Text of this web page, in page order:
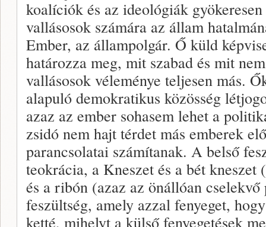
koalíciók és az ideológiák
vallásosok számára az állam
Ember, az állampolgár. Ő küld
határozza meg, mit szabad és mit
vallásosok véleménye teljesen más.
alapuló demokratikus közösség
azaz az ember sohasem lehet a
zsidó nem hajt térdet más emberek
parancsolatai számítanak. A belső
teokrácia, a Kneszet és a bét kneszet
és a ribón (azaz az önállóan
feszültség, amely azzal fenyeget,
ketté, mihelyt a külső fenyegetések